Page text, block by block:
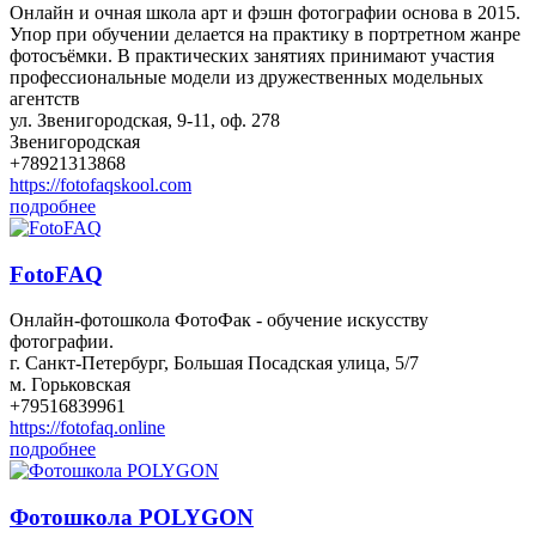
Онлайн и очная школа арт и фэшн фотографии основа в 2015.
Упор при обучении делается на практику в портретном жанре
фотосъёмки. В практических занятиях принимают участия
профессиональные модели из дружественных модельных
агентств
ул. Звенигородская, 9-11, оф. 278
Звенигородская
+78921313868
https://fotofaqskool.com
подробнее
FotoFAQ
Онлайн-фотошкола ФотоФак - обучение искусству
фотографии.
г. Санкт-Петербург, Большая Посадская улица, 5/7
м. Горьковская
+79516839961
https://fotofaq.online
подробнее
Фотошкола POLYGON